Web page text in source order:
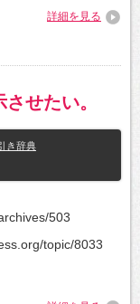
詳細を見る
せたい。
き辞典
503
topic/8033